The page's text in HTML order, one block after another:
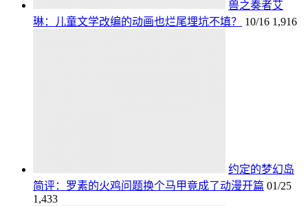
兽之奏者艾
琳：儿童文学改编的动画也烂尾埋坑不填？
10/16 1,916
约定的梦幻岛
简评：罗素的火鸡问题换个马甲竟成了动漫开篇 01/25
1,433